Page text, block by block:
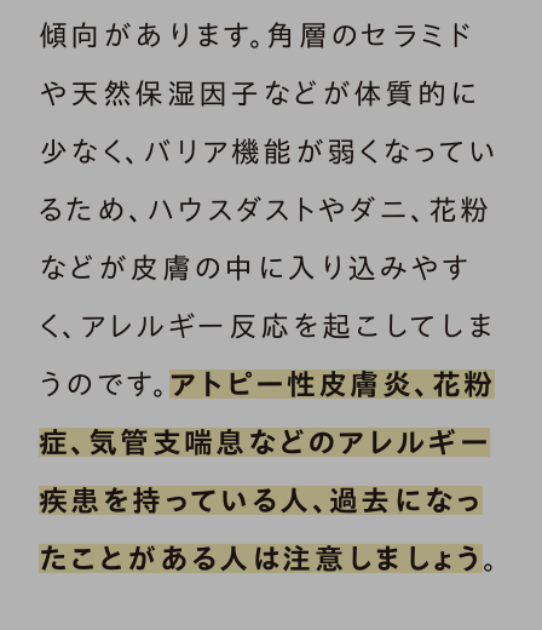
傾向があります。角層のセラミド
や天然保湿因子などが体質的に
少なく、バリア機能が弱くなってい
るため、ハウスダストやダニ、花粉
などが皮膚の中に入り込みやす
く、アレルギー反応を起こしてしま
うのです。 アトピー性皮膚炎、花粉
症、気管支喘息などのアレルギー
疾患を持っている人、過去になっ
たことがある人は注意しましょう 。